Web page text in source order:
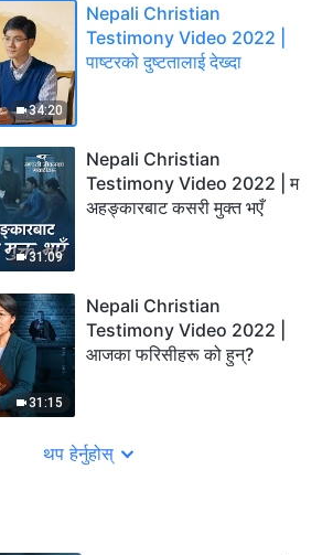
34:20
Nepali Christian
Testimony Video 2022 |
पाष्टरको दुष्टतालाई देख्दा
31:09
Nepali Christian
Testimony Video 2022 | म
अहङ्कारबाट कसरी मुक्त भएँ
31:15
Nepali Christian
Testimony Video 2022 |
आजका फरिसीहरू को हुन्?
थप हेर्नुहोस्